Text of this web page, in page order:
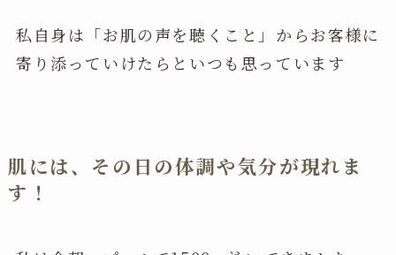
私自身は「お肌の声を聴くこと」からお客様に
寄り添っていけたらといつも思っています
肌には、その日の体調や気分が現れま
す！